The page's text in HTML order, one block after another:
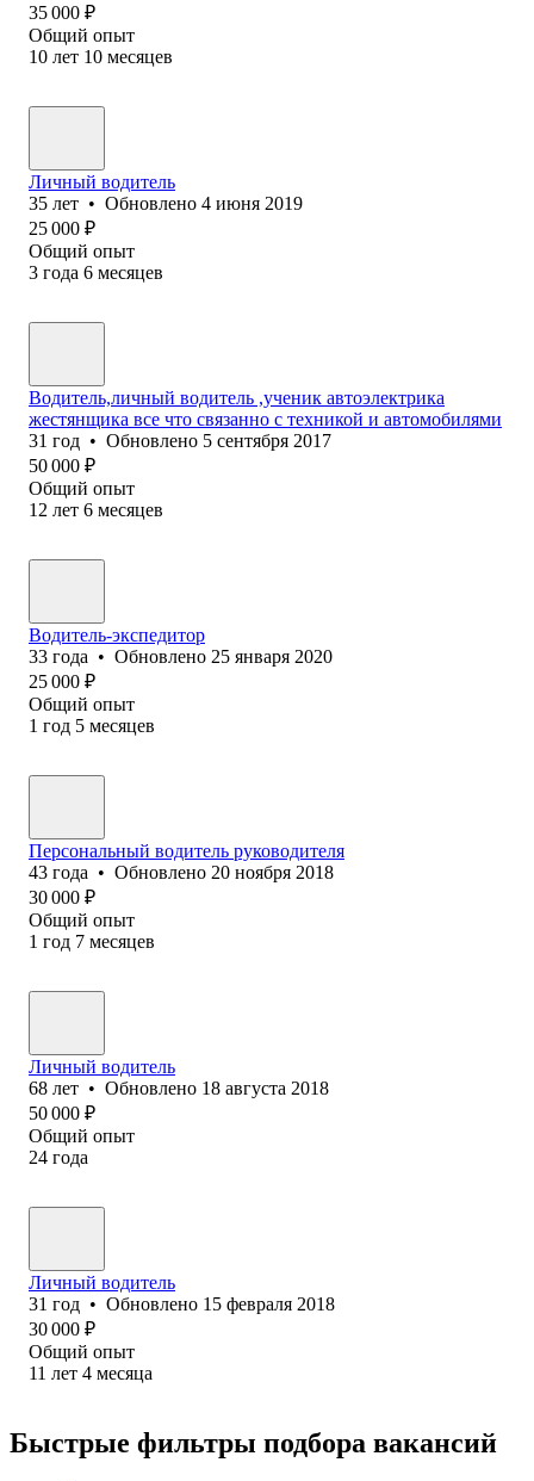
35 000 ₽
Общий опыт
10 лет 10 месяцев
Личный водитель
35 лет • Обновлено 4 июня 2019
25 000 ₽
Общий опыт
3 года 6 месяцев
Водитель,личный водитель ,ученик автоэлектрика
жестянщика все что связанно с техникой и автомобилями
31 год • Обновлено 5 сентября 2017
50 000 ₽
Общий опыт
12 лет 6 месяцев
Водитель-экспедитор
33 года • Обновлено 25 января 2020
25 000 ₽
Общий опыт
1 год 5 месяцев
Персональный водитель руководителя
43 года • Обновлено 20 ноября 2018
30 000 ₽
Общий опыт
1 год 7 месяцев
Личный водитель
68 лет • Обновлено 18 августа 2018
50 000 ₽
Общий опыт
24 года
Личный водитель
31 год • Обновлено 15 февраля 2018
30 000 ₽
Общий опыт
11 лет 4 месяца
Быстрые фильтры подбора вакансий